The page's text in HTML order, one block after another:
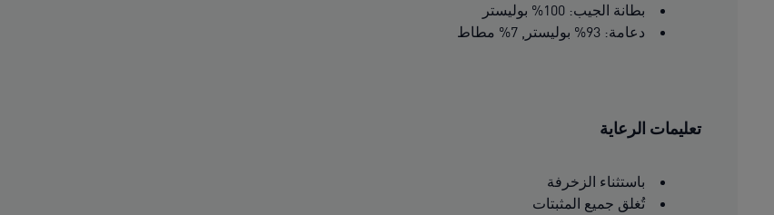
بطانة الجيب: 100% بوليستر
دعامة: 93% بوليستر, 7% مطاط
تعليمات الرعاية
باستثناء الزخرفة
تُغلق جميع المثبتات